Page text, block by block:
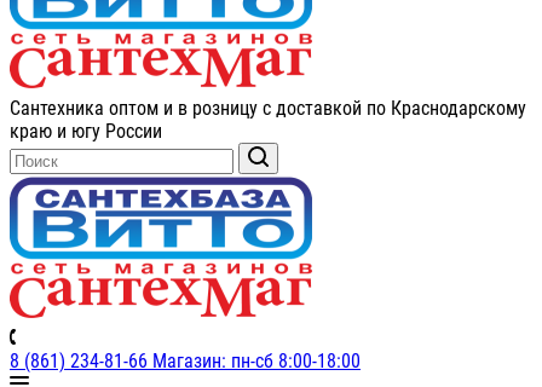
Сантехника оптом и в розницу с доставкой по Краснодарскому
краю и югу России
8 (861) 234-81-66 Магазин: пн-сб 8:00-18:00